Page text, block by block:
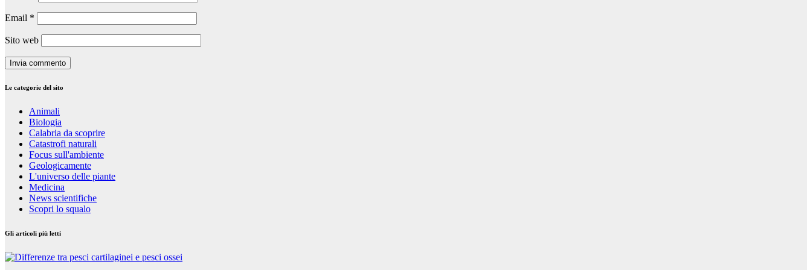
Email *
Sito web
Le categorie del sito
Animali
Biologia
Calabria da scoprire
Catastrofi naturali
Focus sull'ambiente
Geologicamente
L'universo delle piante
Medicina
News scientifiche
Scopri lo squalo
Gli articoli più letti